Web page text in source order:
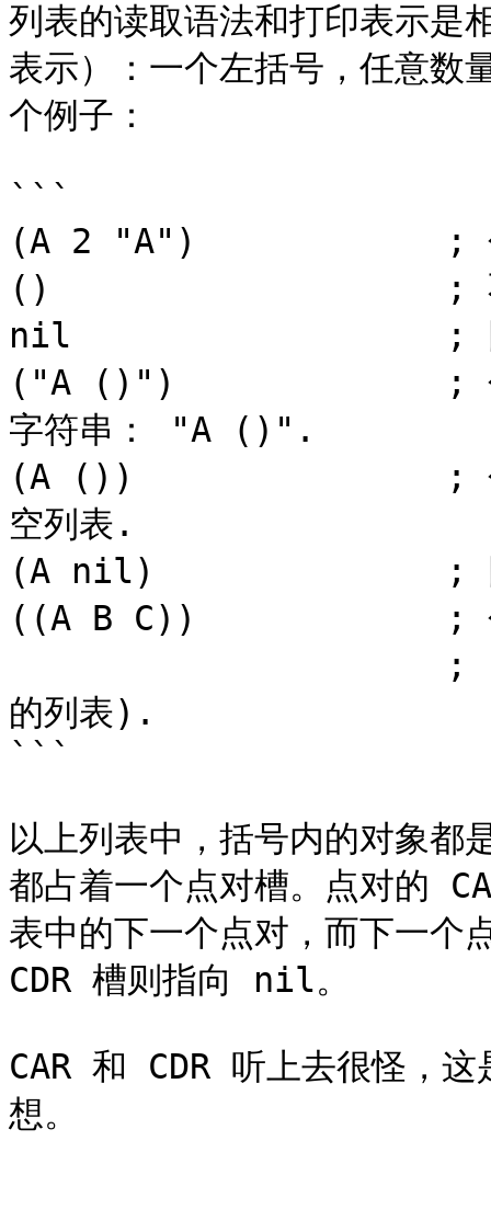
列表的读取语法和打印表示是
表示）：一个左括号，任意数
个例子：
```
(A 2 "A")            ; 包
()                   ; 不包
nil                  ; 同
("A ()")             ; 包含
字符串： "A ()".
(A ())               ; 包含
空列表.
(A nil)              ;
((A B C))            ; 包
的列表).
```
以上列表中，括号内的对象都
都占着一个点对槽。点对的
表中的下一个点对，而下一个
CDR 槽则指向 nil。
CAR 和 CDR 听上去很怪，